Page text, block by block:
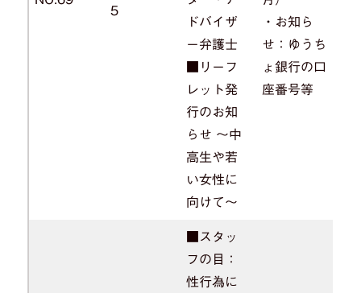
5
ドバイザ
ー弁護士
■リーフ
レット発
行のお知
らせ ～中
高生や若
い女性に
向けて～
・お知ら
せ：ゆうち
ょ銀行の口
座番号等
■スタッ
フの目：
性行為に